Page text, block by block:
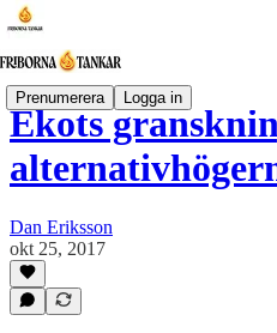
Prenumerera Logga in
Ekots
Dan Eriksson
okt 25, 2017